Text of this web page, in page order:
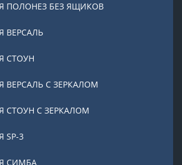
ПОЛОНЕЗ БЕЗ ЯЩИКОВ
ВЕРСАЛЬ
СТОУН
ВЕРСАЛЬ С ЗЕРКАЛОМ
СТОУН С ЗЕРКАЛОМ
SP-3
СИМБА